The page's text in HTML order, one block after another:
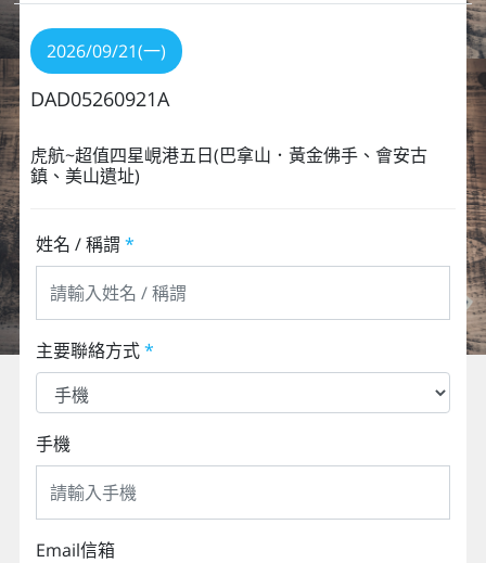
2026/09/21(一)
DAD05260921A
虎航~超值四星峴港五日(巴拿山．黃金佛手、會安古
鎮、美山遺址)
姓名 / 稱謂 *
主要聯絡方式*
手機
Email信箱